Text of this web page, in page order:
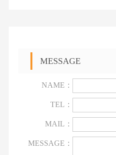
MESSAGE
NAME：
TEL：
MAIL：
MESSAGE：